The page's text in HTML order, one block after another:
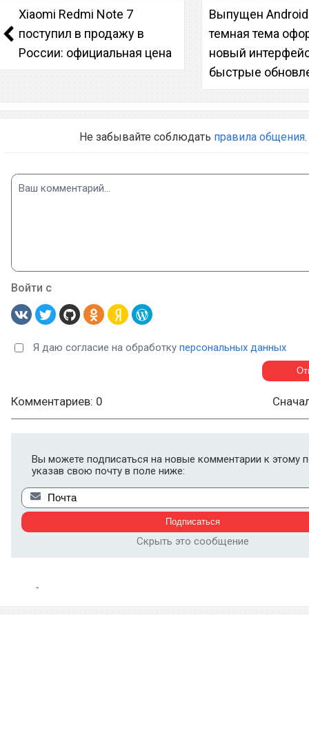
Xiaomi Redmi Note 7
поступил в продажу в
России: официальная цена
Выпущен Android
темная тема
новый
быстрые
Не забывайте соблюдать правила общения.
Войти с
Я даю согласие на обработку персональных данных
Комментариев: 0
Вы можете подписаться на новые комментарии к этому
указав свою почту в поле ниже:
Скрыть это сообщение